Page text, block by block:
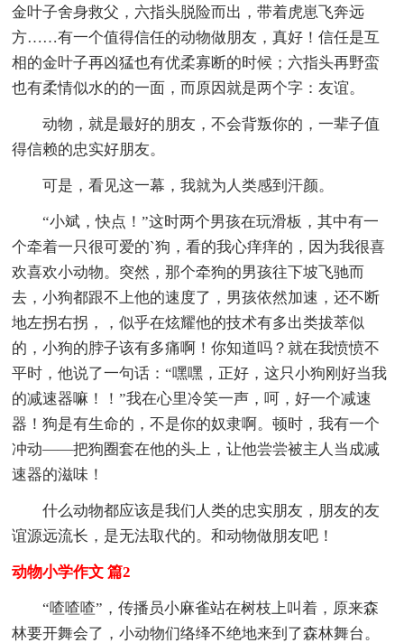
金叶子舍身救父，六指头脱险而出，带着虎崽飞奔远
方……有一个值得信任的动物做朋友，真好！信任是互
相的金叶子再凶猛也有优柔寡断的时候；六指头再野蛮
也有柔情似水的的一面，而原因就是两个字：友谊。
动物，就是最好的朋友，不会背叛你的，一辈子值
得信赖的忠实好朋友。
可是，看见这一幕，我就为人类感到汗颜。
“小斌，快点！”这时两个男孩在玩滑板，其中有一
个牵着一只很可爱的`狗，看的我心痒痒的，因为我很喜
欢喜欢小动物。突然，那个牵狗的男孩往下坡飞驰而
去，小狗都跟不上他的速度了，男孩依然加速，还不断
地左拐右拐，，似乎在炫耀他的技术有多出类拔萃似
的，小狗的脖子该有多痛啊！你知道吗？就在我愤愤不
平时，他说了一句话：“嘿嘿，正好，这只小狗刚好当我
的减速器嘛！！”我在心里冷笑一声，呵，好一个减速
器！狗是有生命的，不是你的奴隶啊。顿时，我有一个
冲动——把狗圈套在他的头上，让他尝尝被主人当成减
速器的滋味！
什么动物都应该是我们人类的忠实朋友，朋友的友
谊源远流长，是无法取代的。和动物做朋友吧！
动物小学作文 篇2
“喳喳喳”，传播员小麻雀站在树枝上叫着，原来森
林要开舞会了，小动物们络绎不绝地来到了森林舞台。